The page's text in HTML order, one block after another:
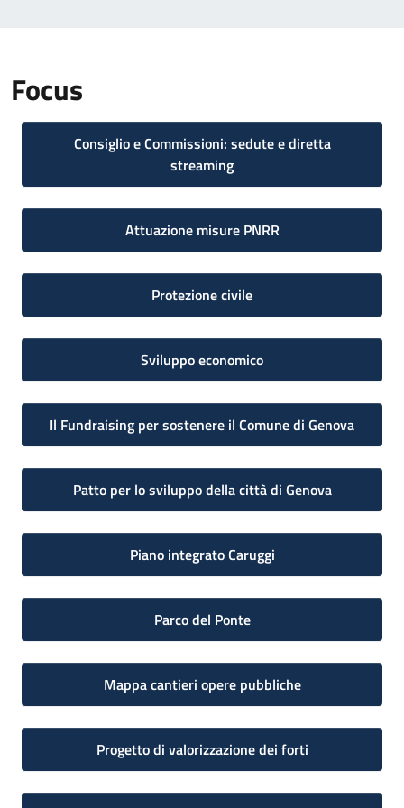
Focus
Consiglio e Commissioni: sedute e diretta
streaming
Attuazione misure PNRR
Protezione civile
Sviluppo economico
Il Fundraising per sostenere il Comune di Genova
Patto per lo sviluppo della città di Genova
Piano integrato Caruggi
Parco del Ponte
Mappa cantieri opere pubbliche
Progetto di valorizzazione dei forti